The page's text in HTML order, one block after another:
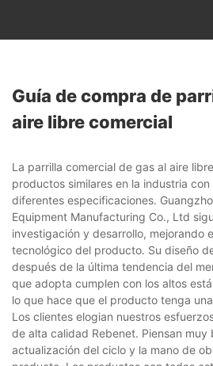
Guía de compra de
aire libre comercial
La parrilla comercial de gas al aire
productos similares en la industria
diferentes especificaciones.
Equipment Manufacturing Co., Ltd
investigación y desarrollo, mejorando
tecnológico del producto. Su diseño
después de la última tendencia del
que adopta cumplen con los altos
lo que hace que el producto tenga
Los clientes elogian nuestros
de alta calidad Rebenet. Piensan muy
actualización del ciclo y la mano de